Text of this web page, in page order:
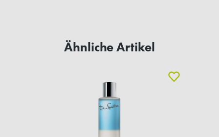
Ähnliche Artikel